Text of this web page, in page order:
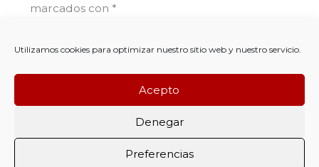
Utilizamos cookies para optimizar nuestro sitio web y nuestro servicio.
Acepto
Denegar
Preferencias
marcados con *
Comentario